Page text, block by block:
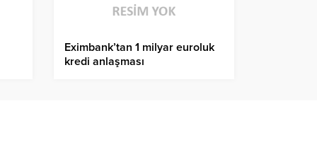
Eximbank’tan 1 milyar euroluk
kredi anlaşması